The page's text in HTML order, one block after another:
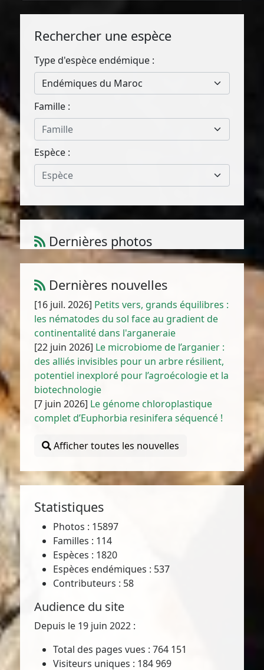
Rechercher une espèce
Type d'espèce endémique :
Endémiques du Maroc
Famille :
Famille
Espèce :
Espèce
Dernières photos
Ceratocapnos heterocarpa Durieu
Dernières nouvelles
[16 juil. 2026] Petits vers, grands équilibres :
les nématodes du sol face au gradient de
continentalité dans l'arganeraie
[22 juin 2026] Le microbiome de l’arganier :
des alliés invisibles pour un arbre résilient,
potentiel inexploré pour l’agroécologie et la
biotechnologie
[7 juin 2026] Le génome chloroplastique
complet d’Euphorbia resinifera séquencé !
Afficher toutes les nouvelles
Statistiques
Photos : 15897
Familles : 114
Espèces : 1820
Espèces endémiques : 537
Contributeurs : 58
Audience du site
Depuis le 19 juin 2022 :
Total des pages vues : 764 151
Visiteurs uniques : 184 969